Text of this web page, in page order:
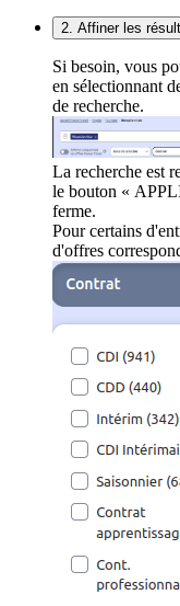
2. Affiner les
Si besoin, vous
en sélectionnant
de recherche.
La recherche est
le bouton «
ferme.
Pour certains
d'offres